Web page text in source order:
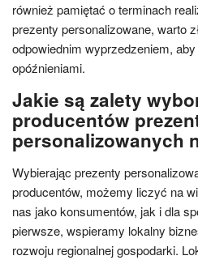
również pamiętać o terminach
prezenty personalizowane, warto
odpowiednim wyprzedzeniem,
opóźnieniami.
Jakie są zalety
producentów
personalizowanych
Wybierając prezenty
producentów, możemy liczyć na
nas jako konsumentów, jak i dla
pierwsze, wspieramy lokalny
rozwoju regionalnej gospodarki.